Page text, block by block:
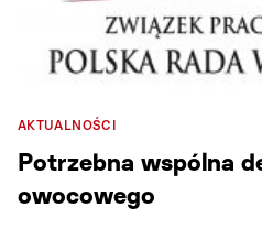
AKTUALNOŚCI
Potrzebna wspólna
owocowego